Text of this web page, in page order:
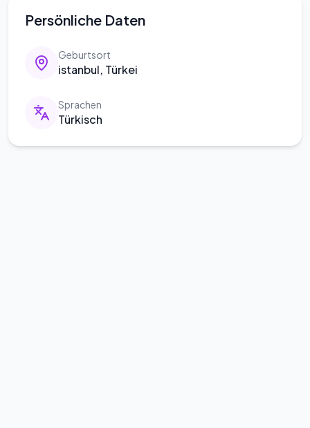
Persönliche Daten
Geburtsort
istanbul, Türkei
Sprachen
Türkisch